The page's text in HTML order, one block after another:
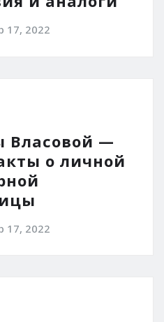
17, 2022
Власовой —
о личной
17, 2022